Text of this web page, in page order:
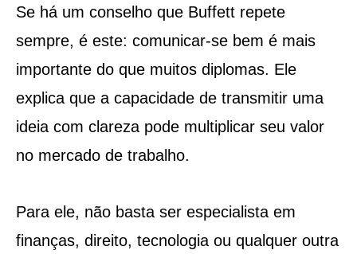
Se há um conselho que Buffett repete
sempre, é este: comunicar-se bem é mais
importante do que muitos diplomas. Ele
explica que a capacidade de transmitir uma
ideia com clareza pode multiplicar seu valor
no mercado de trabalho.
Para ele, não basta ser especialista em
finanças, direito, tecnologia ou qualquer outra